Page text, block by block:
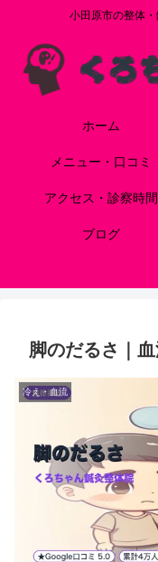
小田原市の整体
ホーム
メニュー・口コミ
アクセス・診察時間
ブログ
脚のだるさ｜
冷え・血流